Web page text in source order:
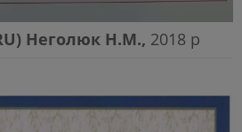
Неголюк Н.М., 2018 р